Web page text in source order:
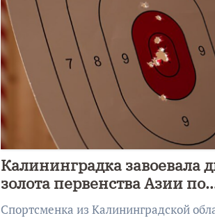
Калининградка завоевала
золота первенства Азии по
метанию ножа
Спортсменка из Калининградской